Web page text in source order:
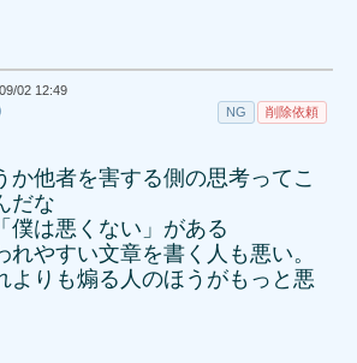
02 12:49
NG 削除依頼
か他者を害する側の思考ってこ
だな
僕は悪くない」がある
れやすい文章を書く人も悪い。
よりも煽る人のほうがもっと悪